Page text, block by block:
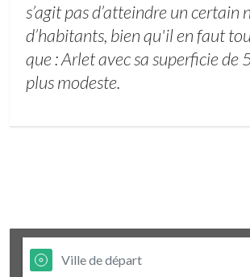
s’agit pas d’atteindre un
d’habitants, bien qu'il en faut
que : Arlet avec sa superficie
plus modeste.